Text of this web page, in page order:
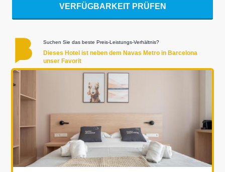
VERFÜGBARKEIT PRÜFEN
Suchen Sie das beste Preis-Leistungs-Verhältnis?
Dieses Hotel ist neben dem Navas Metro in Barcelona
unser Favorit